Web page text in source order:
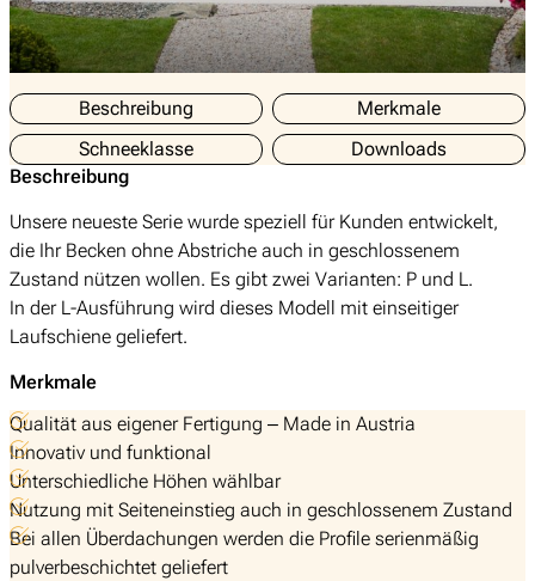
Beschreibung
Merkmale
Schneeklasse
Downloads
Beschreibung
Unsere neueste Serie wurde speziell für Kunden entwickelt,
die Ihr Becken ohne Abstriche auch in geschlossenem
Zustand nützen wollen. Es gibt zwei Varianten: P und L.
In der L-Ausführung wird dieses Modell mit einseitiger
Laufschiene geliefert.
Merkmale
Qualität aus eigener Fertigung – Made in Austria
Innovativ und funktional
Unterschiedliche Höhen wählbar
Nutzung mit Seiteneinstieg auch in geschlossenem Zustand
Bei allen Überdachungen werden die Profile serienmäßig
pulverbeschichtet geliefert